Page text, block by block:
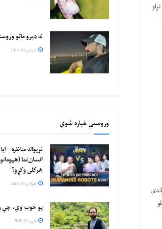
له ډېرو ماتو
سپتمبر 20, 2024
وروستي خپاره شوي
نړیواله مناظره –
انسان‌نما
هرکلی وکړو؟
جولای 18, 2026
یو خوب وي، چې
جون 23, 2026